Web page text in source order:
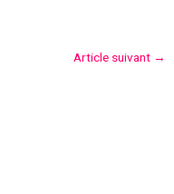
Article suivant →